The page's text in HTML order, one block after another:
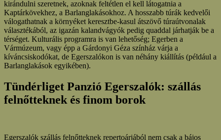
kirándulni szeretnek, azoknak feltétlen el kell látogatnia a
Kaptárkövekhez, a Barlanglakásokhoz. A hosszabb túrák kedvelői
válogathatnak a környéket keresztbe-kasul átszövő túraútvonalak
választékából, az igazán kalandvágyók pedig quaddal járhatják be a
térséget. Kulturális programra is van lehetőség; Egerben a
Vármúzeum, vagy épp a Gárdonyi Géza színház várja a
kíváncsiskodókat, de Egerszalókon is van néhány kiállítás (például a
Barlanglakások egyikében).
Tündérliget Panzió Egerszalók: szállás
felnőtteknek és finom borok
Egerszalók szállás felnőtteknek repertoárjából nem csak a bájos